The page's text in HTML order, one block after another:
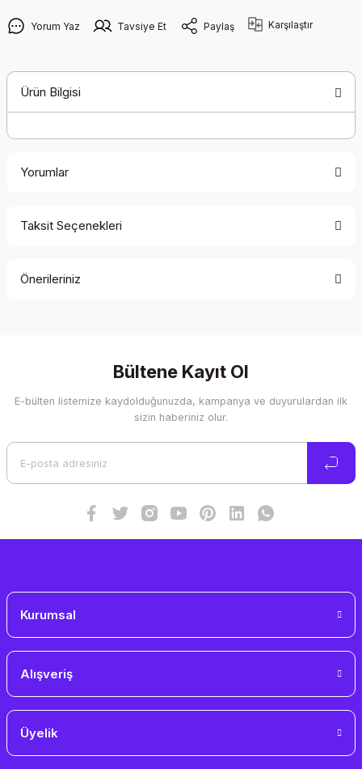
Yorum Yaz Tavsiye Et Paylaş Karşılaştır
Ürün Bilgisi
Yorumlar
Taksit Seçenekleri
Önerileriniz
Görüş ve önerileriniz için teşekkür ederiz.
Ürün resmi kalitesiz, bozuk veya görüntülenemiyor.
Bültene Kayıt Ol
E-bülten listemize kaydolduğunuzda, kampanya ve duyurulardan ilk
sizin haberiniz olur.
Kurumsal
Alışveriş
Üyelik